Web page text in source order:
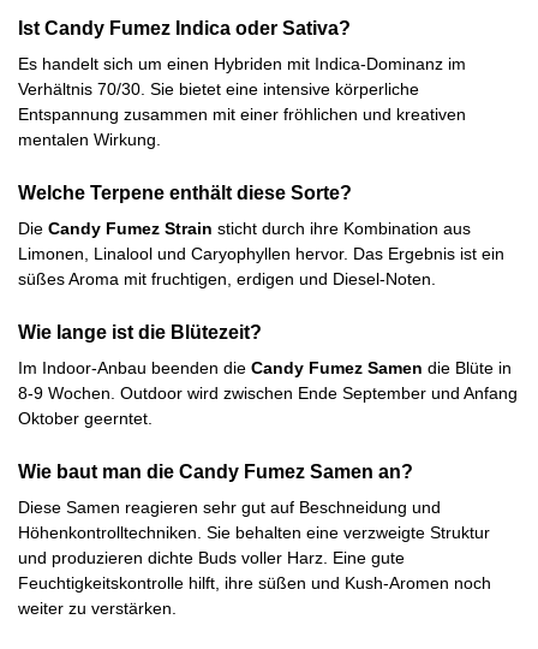
Ist Candy Fumez Indica oder Sativa?
Es handelt sich um einen Hybriden mit Indica-Dominanz im
Verhältnis 70/30. Sie bietet eine intensive körperliche
Entspannung zusammen mit einer fröhlichen und kreativen
mentalen Wirkung.
Welche Terpene enthält diese Sorte?
Die Candy Fumez Strain sticht durch ihre Kombination aus
Limonen, Linalool und Caryophyllen hervor. Das Ergebnis ist ein
süßes Aroma mit fruchtigen, erdigen und Diesel-Noten.
Wie lange ist die Blütezeit?
Im Indoor-Anbau beenden die Candy Fumez Samen die Blüte in
8-9 Wochen. Outdoor wird zwischen Ende September und Anfang
Oktober geerntet.
Wie baut man die Candy Fumez Samen an?
Diese Samen reagieren sehr gut auf Beschneidung und
Höhenkontrolltechniken. Sie behalten eine verzweigte Struktur
und produzieren dichte Buds voller Harz. Eine gute
Feuchtigkeitskontrolle hilft, ihre süßen und Kush-Aromen noch
weiter zu verstärken.